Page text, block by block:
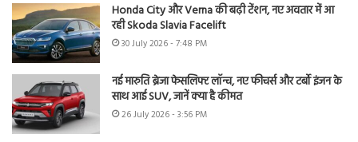
Honda City और Verna की बढ़ी टेंशन, नए अवतार में आ
रही Skoda Slavia Facelift
30 July 2026 - 7:48 PM
नई मारुति ब्रेजा फेसलिफ्ट लॉन्च, नए फीचर्स और टर्बो इंजन के
साथ आई SUV, जानें क्या है कीमत
26 July 2026 - 3:56 PM